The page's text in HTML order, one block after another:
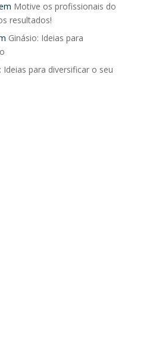
Motive os profissionais do
resultados!
Ginásio: Ideias para
Ideias para diversificar o seu